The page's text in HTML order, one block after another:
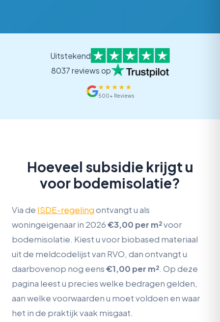
Uitstekend
8037 reviews op
★ ★ ★ ★ ★
500+ Reviews
Hoeveel subsidie krijgt u
voor bodemisolatie?
Via de ISDE-regelingontvangt u als
woningeigenaar in 2026€3,00 per m²voor
bodemisolatie. Kiest u voor biobased materiaal
uit de meldcodelijst van RVO, dan ontvangt u
daarbovenop nog eens€1,00 per m². Op deze
pagina leest u precies welke bedragen gelden,
aan welke voorwaarden u moet voldoen en waar
het in de praktijk vaak misgaat.